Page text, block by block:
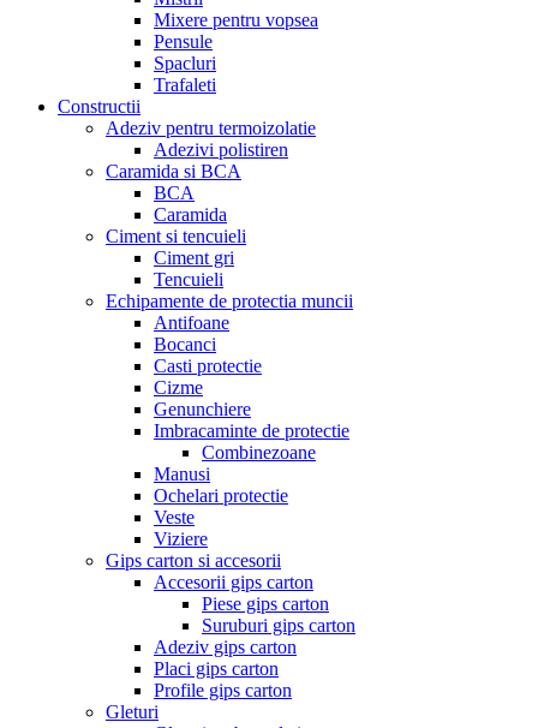
Mixere pentru vopsea
Pensule
Spacluri
Trafaleti
Constructii
Adeziv pentru termoizolatie
Adezivi polistiren
Caramida si BCA
BCA
Caramida
Ciment si tencuieli
Ciment gri
Tencuieli
Echipamente de protectia muncii
Antifoane
Bocanci
Casti protectie
Cizme
Genunchiere
Imbracaminte de protectie
Combinezoane
Manusi
Ochelari protectie
Veste
Viziere
Gips carton si accesorii
Accesorii gips carton
Piese gips carton
Suruburi gips carton
Adeziv gips carton
Placi gips carton
Profile gips carton
Gleturi